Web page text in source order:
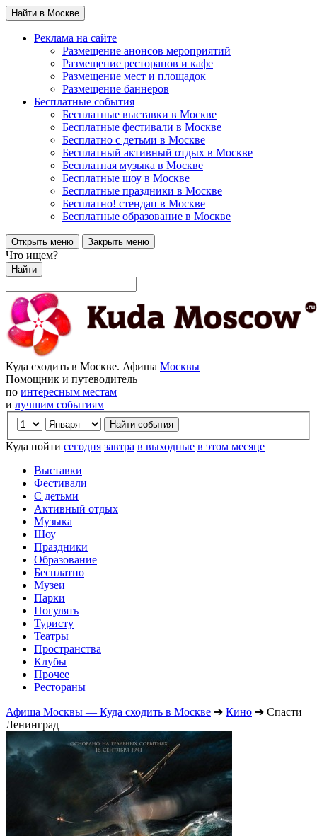
Найти в Москве
Реклама на сайте
Размещение анонсов мероприятий
Размещение ресторанов и кафе
Размещение мест и площадок
Размещение баннеров
Бесплатные события
Бесплатные выставки в Москве
Бесплатные фестивали в Москве
Бесплатно с детьми в Москве
Бесплатный активный отдых в Москве
Бесплатная музыка в Москве
Бесплатные шоу в Москве
Бесплатные праздники в Москве
Бесплатно! стендап в Москве
Бесплатные образование в Москве
Открыть меню Закрыть меню
Что ищем?
Найти
Куда сходить в Москве. Афиша Москвы
Помощник и путеводитель
по интересным местам
и лучшим событиям
Куда пойти сегодня завтра в выходные в этом месяце
Выставки
Фестивали
С детьми
Активный отдых
Музыка
Шоу
Праздники
Образование
Бесплатно
Музеи
Парки
Погулять
Туристу
Театры
Пространства
Клубы
Прочее
Рестораны
Афиша Москвы — Куда сходить в Москве ➔ Кино ➔ Спасти
Ленинград